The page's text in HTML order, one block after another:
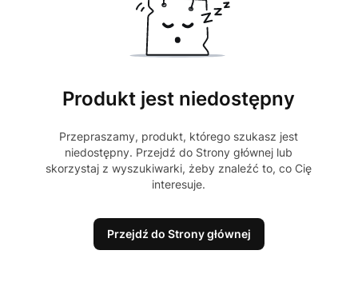
Produkt jest niedostępny
Przepraszamy, produkt, którego szukasz jest
niedostępny. Przejdź do Strony głównej lub
skorzystaj z wyszukiwarki, żeby znaleźć to, co Cię
interesuje.
Przejdź do Strony głównej